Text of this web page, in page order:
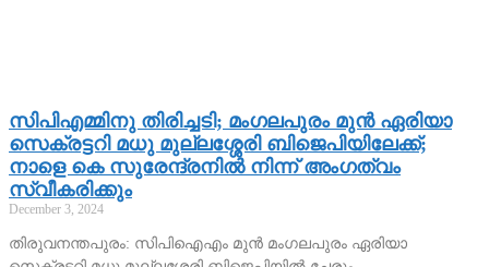
സിപിഎമ്മിനു തിരിച്ചടി; മംഗലപുരം മുന്‍ ഏരിയാ
സെക്രട്ടറി മധു മുല്ലശ്ശേരി ബിജെപിയിലേക്ക്;
നാളെ കെ സുരേന്ദ്രനില്‍ നിന്ന് അംഗത്വം
സ്വീകരിക്കും
December 3, 2024
തിരുവനന്തപുരം: സിപിഐഎം മുന്‍ മംഗലപുരം ഏരിയാ